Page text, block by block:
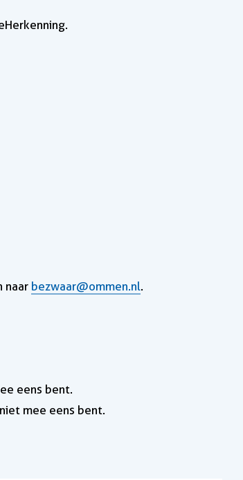
naar bezwaar@ommen.nl.
eens bent.
mee eens bent.